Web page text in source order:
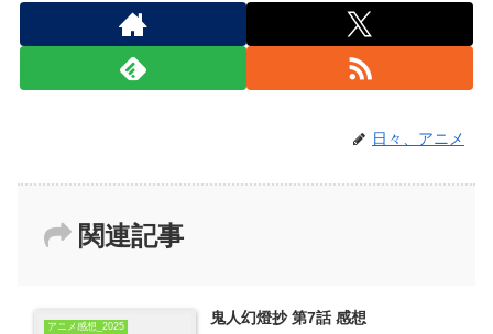
日々、アニメ
関連記事
アニメ感想_2025 鬼人幻燈抄 第7話 感想